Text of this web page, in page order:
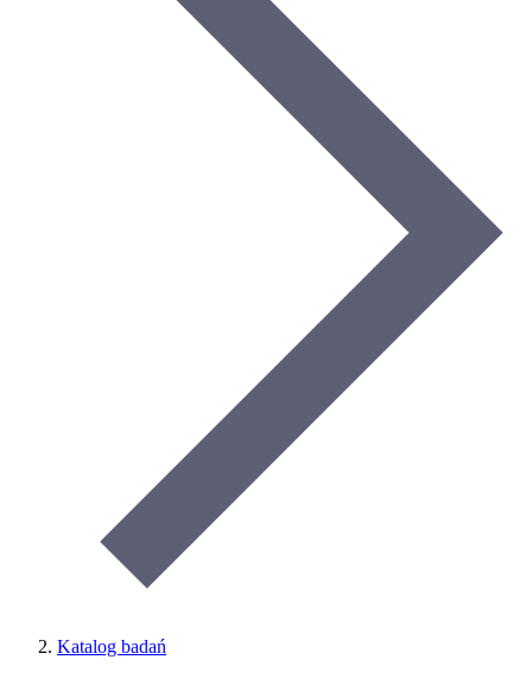
Katalog badań